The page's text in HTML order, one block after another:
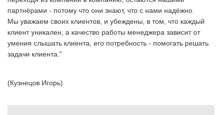
партнёрами - потому что они знают, что с нами надёжно.
Мы уважаем своих клиентов, и убеждены, в том, что каждый
клиент уникален, а качество работы менеджера зависит от
умения слышать клиента, его потребность - помогать решать
задачи клиента."
(Кузнецов Игорь)